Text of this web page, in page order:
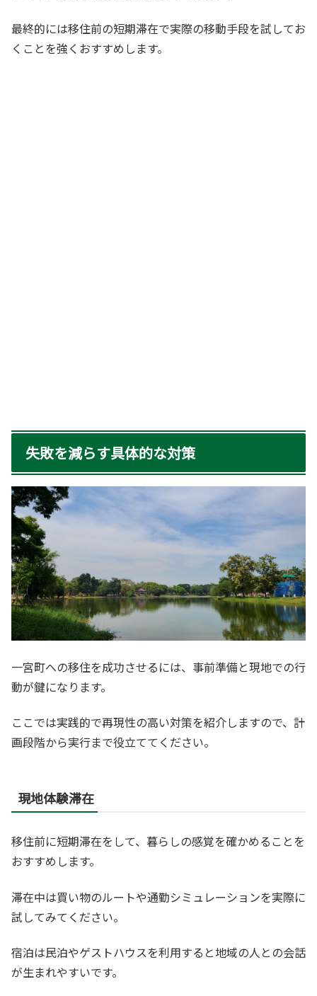
最終的には移住前の短期滞在で実際の移動手段を試してお
くことを強くおすすめします。
失敗を減らす具体的な対策
一宮町への移住を成功させるには、事前準備と現地での行
動が鍵になります。
ここでは実践的で再現性の高い対策を紹介しますので、計
画段階から実行まで役立ててください。
現地体験滞在
移住前に短期滞在をして、暮らしの感覚を確かめることを
おすすめします。
滞在中は買い物のルートや通勤シミュレーションを実際に
試してみてください。
宿泊は民泊やゲストハウスを利用すると地域の人との会話
が生まれやすいです。